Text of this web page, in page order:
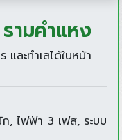
ามคำแหง
และทำเลได้ในหน้า
, ไฟฟ้า 3 เฟส, ระบบ